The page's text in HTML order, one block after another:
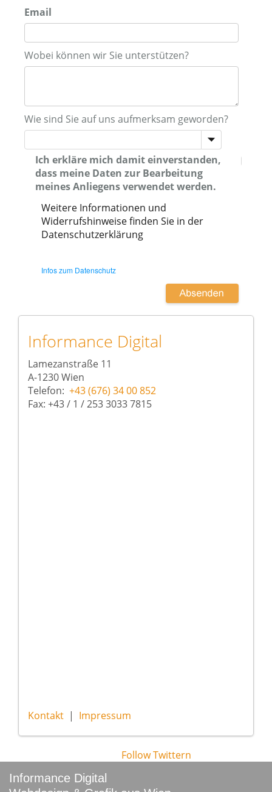
Email
Wobei können wir Sie unterstützen?
Wie sind Sie auf uns aufmerksam geworden?
Ich erkläre mich damit einverstanden,
dass meine Daten zur Bearbeitung
meines Anliegens verwendet werden.
Weitere Informationen und
Widerrufshinweise finden Sie in der
Datenschutzerklärung
Infos zum Datenschutz
Informance Digital
Lamezanstraße 11
A-1230 Wien
Telefon: +43 (676) 34 00 852
Fax: +43 / 1 / 253 3033 7815
Kontakt | Impressum
FollowTwittern
Informance Digital